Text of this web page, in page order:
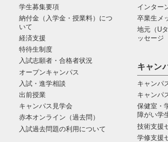
学生募集要項
納付金（入学金・授業料）につ
いて
経済支援
特待生制度
入試志願者・合格者状況
オープンキャンパス
入試・進学相談
出前授業
キャンパス見学会
赤本オンライン（過去問）
入試過去問題の利用について
インター
卒業生メ
地元（U
ッセージ
キャン
キャンパ
キャンパ
保健室・
障がい学
技術支援
学修支援